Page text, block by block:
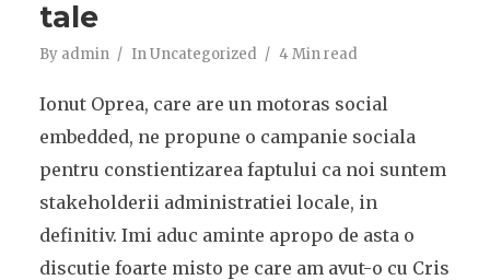
tale
By admin InUncategorized 4 Min read
Ionut Oprea, care are un motoras social
embedded, ne propune o campanie sociala
pentru constientizarea faptului ca noi suntem
stakeholderii administratiei locale, in
definitiv. Imi aduc aminte apropo de asta o
discutie foarte misto pe care am avut-o cu Cris